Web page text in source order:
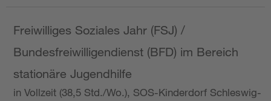
Freiwilliges Soziales Jahr (FSJ) /
Bundesfreiwilligendienst (BFD) im Bereich
stationäre Jugendhilfe
in Vollzeit (38,5 Std./Wo.), SOS-Kinderdorf Schleswig-